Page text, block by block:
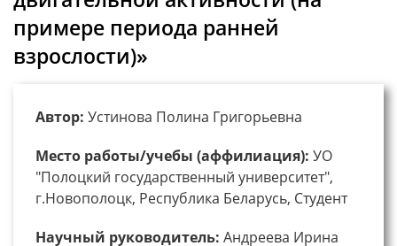
примере периода ранней
взрослости)»
Автор: Устинова Полина Григорьевна
Место работы/учебы (аффилиация): УО
"Полоцкий государственный университет",
г.Новополоцк, Республика Беларусь, Студент
Научный руководитель: Андреева Ирина